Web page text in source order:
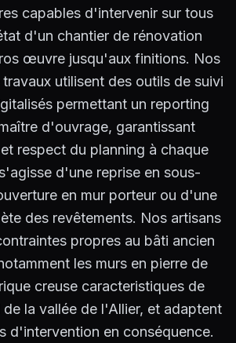
capables d'intervenir sur tous
d'un chantier de rénovation
œuvre jusqu'aux finitions. Nos
utilisent des outils de suivi
permettant un reporting
d'ouvrage, garantissant
respect du planning à chaque
d'une reprise en sous-
en mur porteur ou d'une
des revêtements. Nos artisans
propres au bâti ancien
les murs en pierre de
creuse caracteristiques de
la vallée de l'Allier, et adaptent
d'intervention en conséquence.